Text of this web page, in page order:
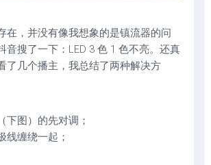
在，并没有像我想象的是镇流器的问
音搜了一下：LED 3 色 1 色不亮。还真
了几个播主，我总结了两种解决方
下图）的先对调；
线缠绕一起；